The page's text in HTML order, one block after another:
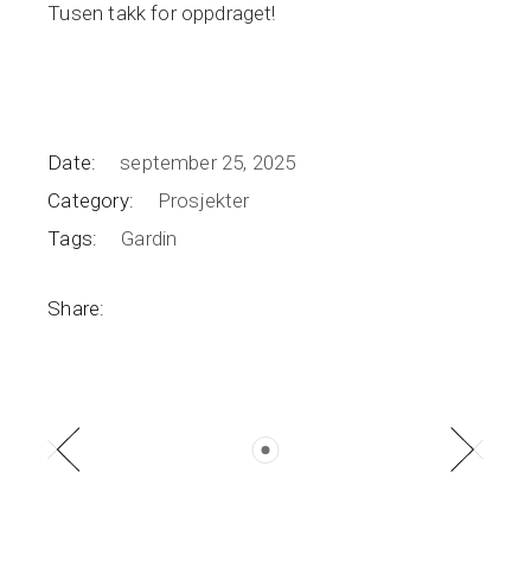
Tusen takk for oppdraget!
Date:
september 25, 2025
Category:
Prosjekter
Tags:
Gardin
Share: